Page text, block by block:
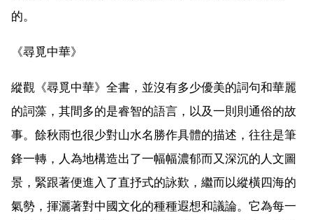
的。
《尋覓中華》
縱觀《尋覓中華》全書，並沒有多少優美的詞句和華麗
的詞藻，其間多的是睿智的語言，以及一則則通俗的故
事。餘秋雨也很少對山水名勝作具體的描述，往往是筆
鋒一轉，人為地構造出了一幅幅濃郁而又深沉的人文圖
景，緊跟著便進入了直抒式的詠歎，繼而以縱橫四海的
氣勢，揮灑著對中國文化的種種遐想和議論。它為每一